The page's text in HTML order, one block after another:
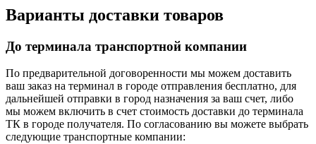
Варианты доставки товаров
До терминала транспортной компании
По предварительной договоренности мы можем доставить
ваш заказ на терминал в городе отправления бесплатно, для
дальнейшей отправки в город назначения за ваш счет, либо
мы можем включить в счет стоимость доставки до терминала
ТК в городе получателя. По согласованию вы можете выбрать
следующие транспортные компании: